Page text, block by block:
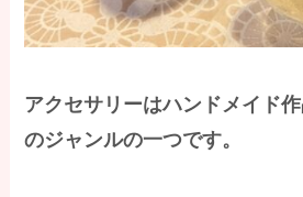
アクセサリーはハンドメイド
のジャンルの一つです。